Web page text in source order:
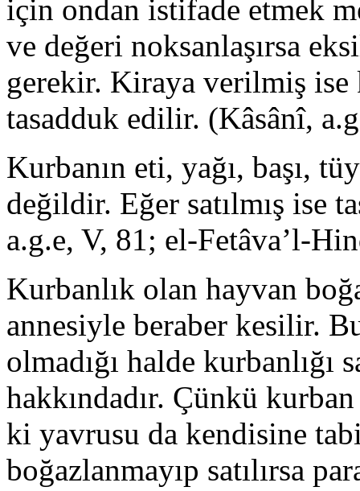
için ondan istifade etmek
ve değeri noksanlaşırsa
gerekir. Kiraya verilmiş ise
tasadduk edilir. (Kâsânî,
Kurbanın eti, yağı, başı,
değildir. Eğer satılmış ise
a.g.e, V, 81; el-Fetâva’l-
Kurbanlık olan hayvan
annesiyle beraber kesilir.
olmadığı halde kurbanlığı
hakkındadır. Çünkü
ki yavrusu da kendisine
boğazlanmayıp satılırsa